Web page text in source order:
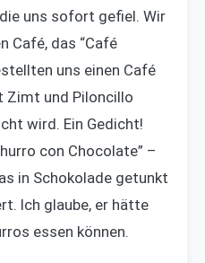
uns sofort gefiel. Wir
Café, das “Café
uns einen Café
Zimt und Piloncillo
wird. Ein Gedicht!
con Chocolate” –
in Schokolade getunkt
Ich glaube, er hätte
essen können.